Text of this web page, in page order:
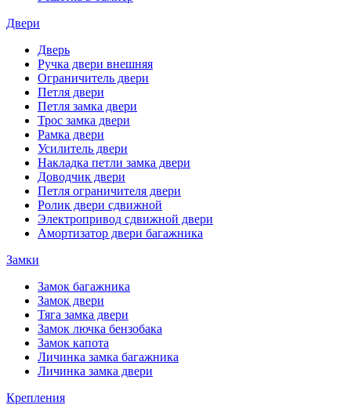
Двери
Дверь
Ручка двери внешняя
Ограничитель двери
Петля двери
Петля замка двери
Трос замка двери
Рамка двери
Усилитель двери
Накладка петли замка двери
Доводчик двери
Петля ограничителя двери
Ролик двери сдвижной
Электропривод сдвижной двери
Амортизатор двери багажника
Замки
Замок багажника
Замок двери
Тяга замка двери
Замок лючка бензобака
Замок капота
Личинка замка багажника
Личинка замка двери
Крепления